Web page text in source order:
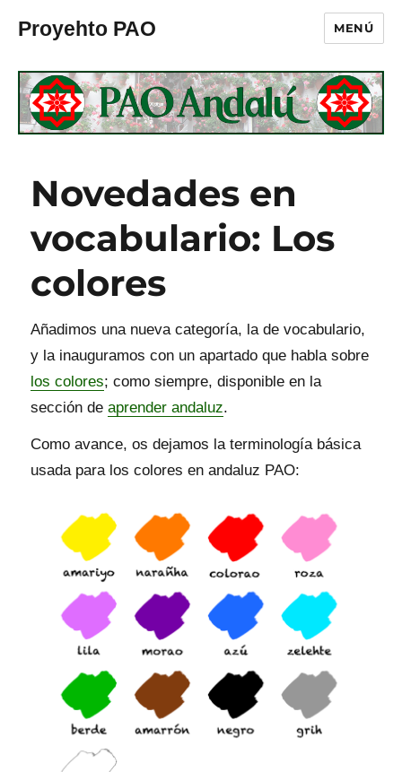
Proyehto PAO MENÚ
Novedades en
vocabulario: Los
colores
Añadimos una nueva categoría, la de vocabulario,
y la inauguramos con un apartado que habla sobre
los colores; como siempre, disponible en la
sección deaprender andaluz.
Como avance, os dejamos la terminología básica
usada para los colores en andaluz PAO: